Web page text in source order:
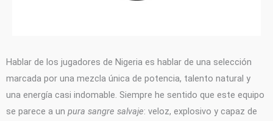
Hablar de los jugadores de Nigeria es hablar de una selección
marcada por una mezcla única de potencia, talento natural y
una energía casi indomable. Siempre he sentido que este equipo
se parece a un pura sangre salvaje: veloz, explosivo y capaz de